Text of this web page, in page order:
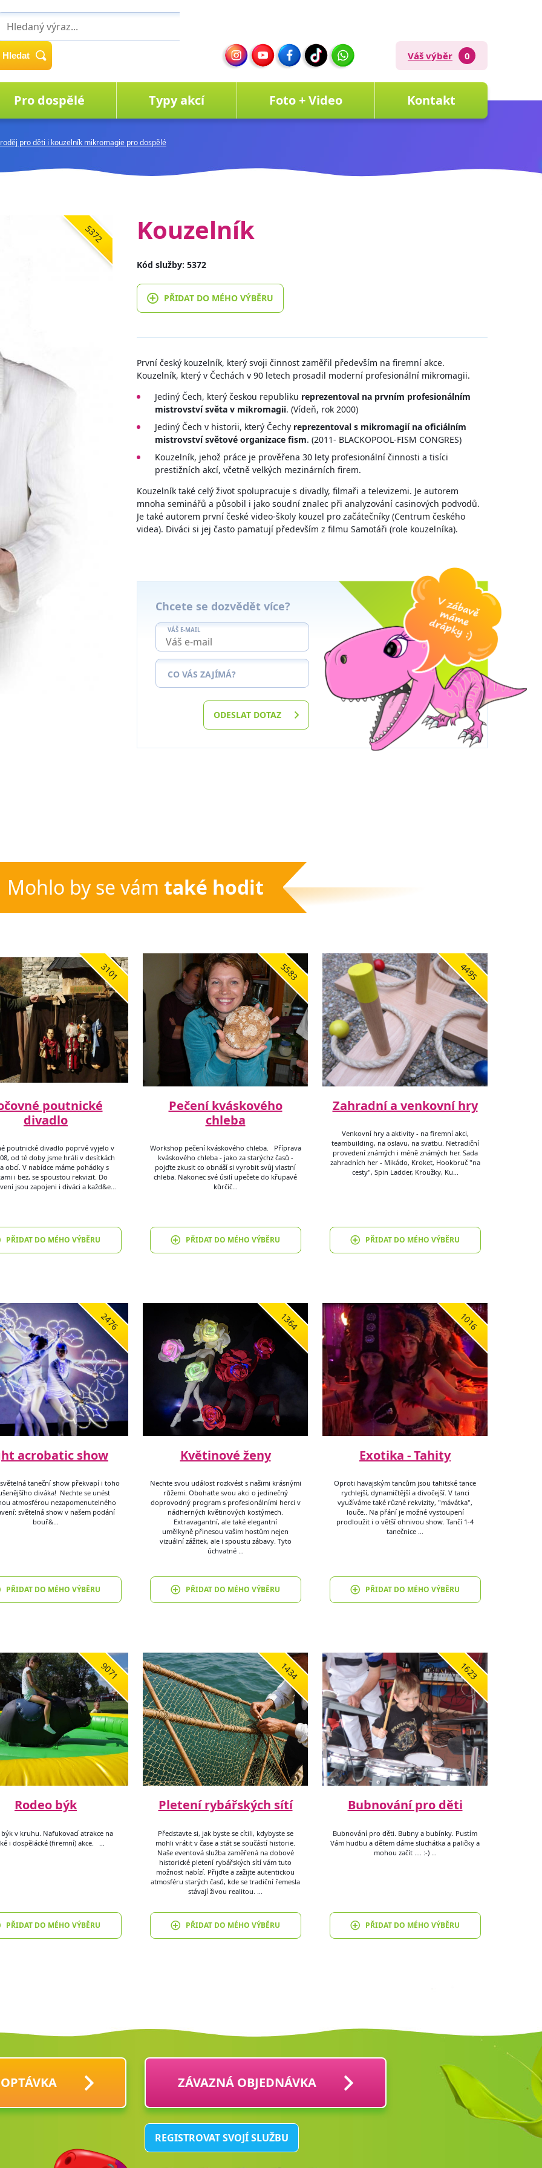
Hledat Váš výběr 0
Pro dospělé Typy akcí Foto + Video Kontakt
pro děti i kouzelník mikromagie pro dospělé
5372 Kouzelník
Kód služby: 5372
PŘIDAT DO MÉHO VÝBĚRU
První český kouzelník, který svoji činnost zaměřil především na firemní akce.
Kouzelník, který v Čechách v 90 letech prosadil moderní profesionální mikromagii.
Jediný Čech, který českou republiku reprezentoval na prvním profesionálním
mistrovství světa v mikromagii. (Vídeň, rok 2000)
Jediný Čech v historii, který Čechy reprezentoval s mikromagií na oficiálním
mistrovství světové organizace fism. (2011- BLACKOPOOL-FISM CONGRES)
Kouzelník, jehož práce je prověřena 30 lety profesionální činnosti a tisíci
prestižních akcí, včetně velkých mezinárních firem.
Kouzelník také celý život spolupracuje s divadly, filmaři a televizemi. Je autorem
mnoha seminářů a působil i jako soudní znalec při analyzování casinových podvodů.
Je také autorem první české video-školy kouzel pro začátečníky (Centrum českého
videa). Diváci si jej často pamatují především z filmu Samotáři (role kouzelníka).
Chcete se dozvědět více?
VÁŠ E-MAIL
CO VÁS ZAJÍMÁ?
ODESLAT DOTAZ
Mohlo by se vám také hodit
3101
poutnické
divadlo
poutnické divadlo poprvé vyjelo v
od té doby jsme hráli v desítkách
obcí. V nabídce máme pohádky s
i bez, se spoustou rekvizit. Do
jsou zapojeni i diváci a každ&e…
PŘIDAT DO MÉHO VÝBĚRU
5583
Pečení kváskového
chleba
Workshop pečení kváskového chleba. Příprava
kváskového chleba - jako za starýchz časů -
pojďte zkusit co obnáší si vyrobit svůj vlastní
chleba. Nakonec své úsilí upečete do křupavé
kůrčič…
PŘIDAT DO MÉHO VÝBĚRU
4495
Zahradní a venkovní hry
Venkovní hry a aktivity - na firemní akci,
teambuilding, na oslavu, na svatbu. Netradiční
provedení známých i méně známých her. Sada
zahradních her - Mikádo, Kroket, Hookbruč "na
cesty", Spin Ladder, Kroužky, Ku…
PŘIDAT DO MÉHO VÝBĚRU
2476
acrobatic show
taneční show překvapí i toho
diváka! Nechte se unést
atmosférou nezapomenutelného
světelná show v našem podání
bouř&…
PŘIDAT DO MÉHO VÝBĚRU
1364
Květinové ženy
Nechte svou událost rozkvést s našimi krásnými
růžemi. Obohaťte svou akci o jedinečný
doprovodný program s profesionálními herci v
nádherných květinových kostýmech.
Extravagantní, ale také elegantní
umělkyně přinesou vašim hostům nejen
vizuální zážitek, ale i spoustu zábavy. Tyto
úchvatné …
PŘIDAT DO MÉHO VÝBĚRU
1016
Exotika - Tahity
Oproti havajským tancům jsou tahitské tance
rychlejší, dynamičtější a divočejší. V tanci
využíváme také různé rekvizity, "mávátka",
louče.. Na přání je možné vystoupení
prodloužit i o větší ohnivou show. Tančí 1-4
tanečnice …
PŘIDAT DO MÉHO VÝBĚRU
9071
Rodeo býk
v kruhu. Nafukovací atrakce na
i dospělácké (firemní) akce. …
PŘIDAT DO MÉHO VÝBĚRU
1434
Pletení rybářských sítí
Představte si, jak byste se cítili, kdybyste se
mohli vrátit v čase a stát se součástí historie.
Naše eventová služba zaměřená na dobové
historické pletení rybářských sítí vám tuto
možnost nabízí. Přijďte a zažijte autentickou
atmosféru starých časů, kde se tradiční řemesla
stávají živou realitou. …
PŘIDAT DO MÉHO VÝBĚRU
1623
Bubnování pro děti
Bubnování pro děti. Bubny a bubínky. Pustím
Vám hudbu a dětem dáme sluchátka a paličky a
mohou začít .... :-) …
PŘIDAT DO MÉHO VÝBĚRU
ZÁVAZNÁ OBJEDNÁVKA
REGISTROVAT SVOJÍ SLUŽBU